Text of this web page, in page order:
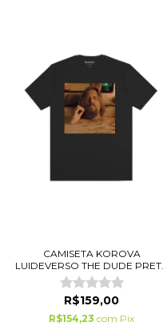
CAMISETA KOROVA
LUIDEVERSO THE DUDE PRET...
R$159,00
R$154,23 com Pix